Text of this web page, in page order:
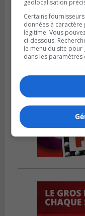
inoffensive
géolocalisation
Certains
données à
légitime. Vous
ci-dessous.
le menu du site
dans les